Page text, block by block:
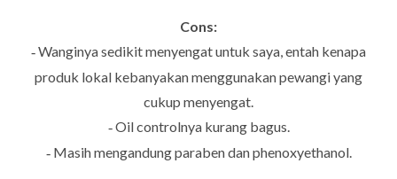
Cons:
-Wanginya sedikit menyengat untuk saya, entah kenapa
produk lokal kebanyakan menggunakan pewangi yang
cukup menyengat.
-Oil controlnya kurang bagus.
-Masih mengandung paraben dan phenoxyethanol.